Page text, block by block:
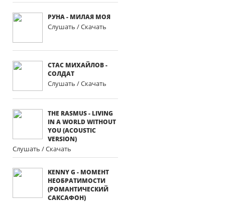
РУНА - МИЛАЯ МОЯ
Слушать / Скачать
СТАС МИХАЙЛОВ -
СОЛДАТ
Слушать / Скачать
THE RASMUS - LIVING
IN A WORLD WITHOUT
YOU (ACOUSTIC
VERSION)
Слушать / Скачать
KENNY G - МОМЕНТ
НЕОБРАТИМОСТИ
(РОМАНТИЧЕСКИЙ
САКСАФОН)